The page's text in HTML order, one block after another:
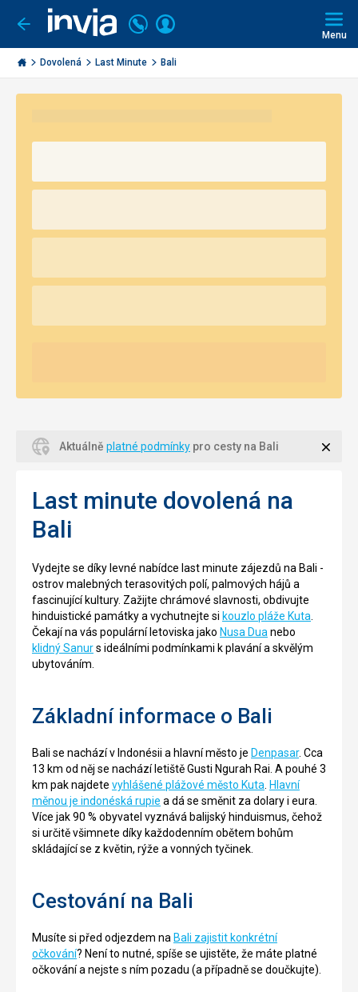
Jít
zpět
Invia.cz
Volejte
226
000
290
Přihlásit
Menu
Dovolená Last Minute Bali
Aktuálně platné podmínky pro cesty na Bali
Last minute dovolená na
Bali
Vydejte se díky levné nabídce last minute zájezdů na Bali -
ostrov malebných terasovitých polí, palmových hájů a
fascinující kultury. Zažijte chrámové slavnosti, obdivujte
hinduistické památky a vychutnejte si kouzlo pláže Kuta
Čekají na vás populární letoviska jako Nusa Dua nebo
klidný Sanurs ideálními podmínkami k plavání a skvělým
ubytováním.
Základní informace o Bali
Bali se nachází v Indonésii a hlavní město je Denpasar. Cca
13 km od něj se nachází letiště Gusti Ngurah Rai. A pouhé 3
km pak najdete vyhlášené plážové město Kuta Hlavní
měnou je indonéská rupie a dá se směnit za dolary i eura.
Více jak 90 % obyvatel vyznává balijský hinduismus, čehož
si určitě všimnete díky každodenním obětem bohům
skládající se z květin, rýže a vonných tyčinek.
Cestování na Bali
Musíte si před odjezdem na Bali zajistit konkrétní
očkování? Není to nutné, spíše se ujistěte, že máte platné
očkování a nejste s ním pozadu (a případně se doučkujte).